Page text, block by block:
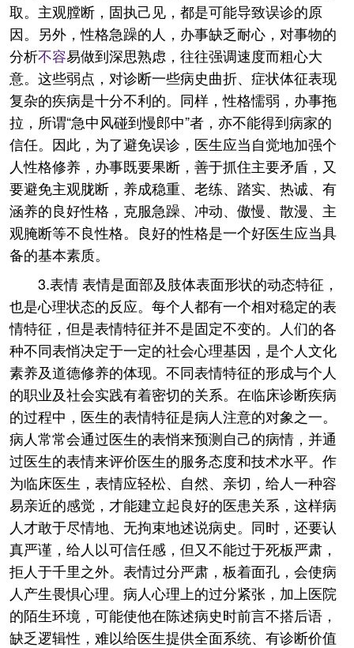
取。主观膛断，固执己见，都是可能导致误诊的原
因。另外，性格急躁的人，办事缺乏耐心，对事物的
分析不容易做到深思熟虑，往往强调速度而粗心大
意。这些弱点，对诊断一些病史曲折、症状体征表现
复杂的疾病是十分不利的。同样，性格懦弱，办事拖
拉，所谓“急中风碰到慢郎中”者，亦不能得到病家的
信任。因此，为了避免误诊，医生应当自觉地加强个
人性格修养，办事既要果断，善于抓住主要矛盾，又
要避免主观胧断，养成稳重、老练、踏实、热诚、有
涵养的良好性格，克服急躁、冲动、傲慢、散漫、主
观腌断等不良性格。良好的性格是一个好医生应当具
备的基本素质。
3.表情 表情是面部及肢体表面形状的动态特征，
也是心理状态的反应。每个人都有一个相对稳定的表
情特征，但是表情特征并不是固定不变的。人们的各
种不同表悄决定于一定的社会心理基因，是个人文化
素养及道德修养的体现。不同表情特征的形成与个人
的职业及社会实践有着密切的关系。在临床诊断疾病
的过程中，医生的表情特征是病人注意的对象之一。
病人常常会通过医生的表悄来预测自己的病情，并通
过医生的表情来评价医生的服务态度和技术水平。作
为临床医生，表情应轻松、自然、亲切，给人一种容
易亲近的感觉，才能建立起良好的医患关系，这样病
人才敢于尽情地、无拘束地述说病史。同时，还要认
真严谨，给人以可信任感，但又不能过于死板严肃，
拒人于千里之外。表情过分严肃，板着面孔，会使病
人产生畏惧心理。病人心理上的过分紧张，加上医院
的陌生环境，可能使他在陈述病史时前言不搭后语，
缺乏逻辑性，难以给医生提供全面系统、有诊断价值